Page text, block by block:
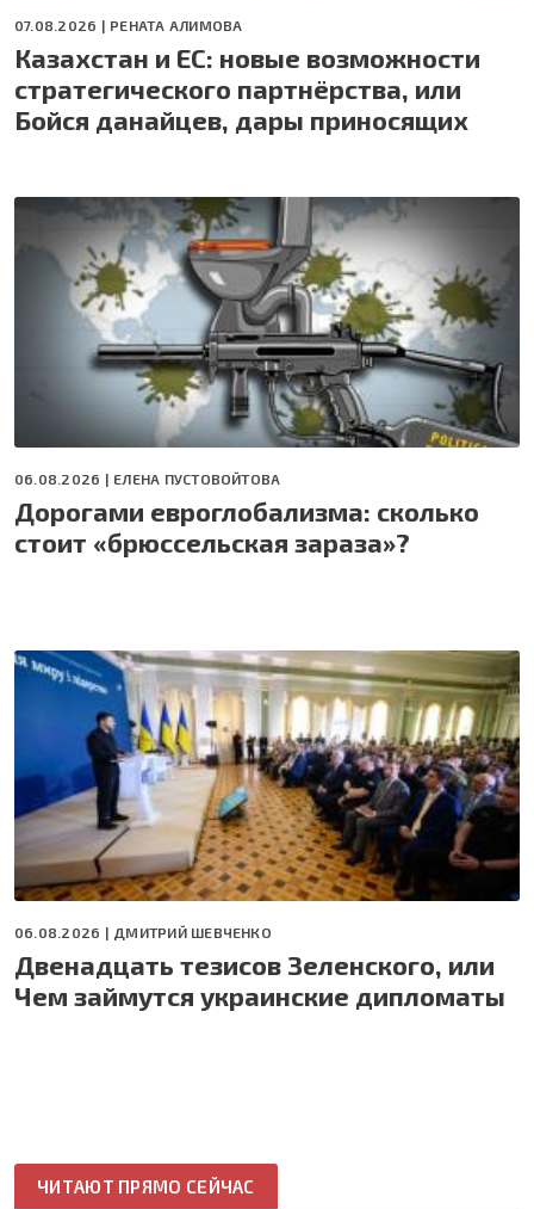
07.08.2026 | РЕНАТА АЛИМОВА
Казахстан и ЕС: новые возможности
стратегического партнёрства, или
Бойся данайцев, дары приносящих
06.08.2026 | ЕЛЕНА ПУСТОВОЙТОВА
Дорогами евроглобализма: сколько
стоит «брюссельская зараза»?
06.08.2026 | ДМИТРИЙ ШЕВЧЕНКО
Двенадцать тезисов Зеленского, или
Чем займутся украинские дипломаты
ЧИТАЮТ ПРЯМО СЕЙЧАС